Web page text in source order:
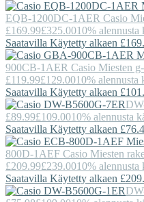
EQB-1200DC-1AER Casio
£169.99£325.0010%
Saatavilla Käytetty alkaen
900CB-1AER Casio Miesten
£119.99£129.0010%
Saatavilla Käytetty alkaen
£89.99£109.0010% alennusta
Saatavilla Käytetty alkaen
800D-1AEF Casio Miesten
£209.99£239.0010%
Saatavilla Käytetty alkaen